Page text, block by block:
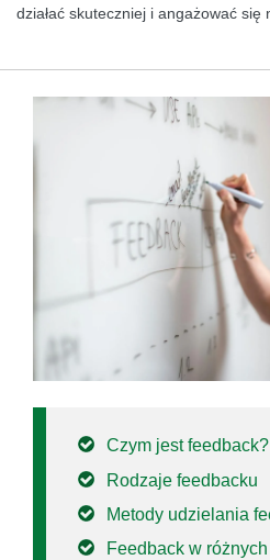
działać skuteczniej i angażować się
Czym jest feedback?
Rodzaje feedbacku
Metody udzielania
Feedback w